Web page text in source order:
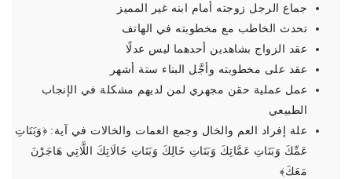
جماع الرجل زوجته أمام ابنه غير المميز
تحدث الخاطب مع مخطوبته في الهاتف
عقد الزواج بشاهدين أحدهما ليس عدلًا
عقد على مخطوبته وأجَّل البناء ستة أشهر
عمل عملية حقن مجهري لمن لديهم مشكلة في الإنجاب
الطبيعي
علة إفراد العم والخال وجمع العمات والخالات في آية: ﴿‌وَبَنَاتِ
‌عَمِّكَ وَبَنَاتِ عَمَّاتِكَ وَبَنَاتِ خَالِكَ وَبَنَاتِ خَالَاتِكَ اللَّاتِي هَاجَرْنَ
مَعَكَ﴾